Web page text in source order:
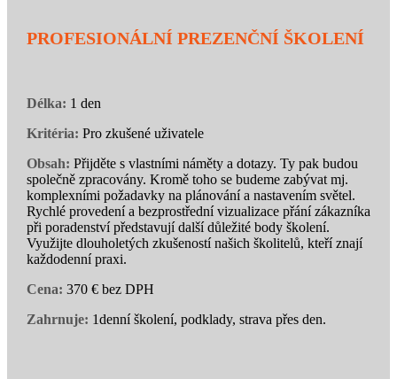
PROFESIONÁLNÍ PREZENČNÍ ŠKOLENÍ
Délka: 1 den
Kritéria: Pro zkušené uživatele
Obsah: Přijděte s vlastními náměty a dotazy. Ty pak budou
společně zpracovány. Kromě toho se budeme zabývat mj.
komplexními požadavky na plánování a nastavením světel.
Rychlé provedení a bezprostřední vizualizace přání zákazníka
při poradenství představují další důležité body školení.
Využijte dlouholetých zkušeností našich školitelů, kteří znají
každodenní praxi.
Cena: 370 € bez DPH
Zahrnuje: 1denní školení, podklady, strava přes den.